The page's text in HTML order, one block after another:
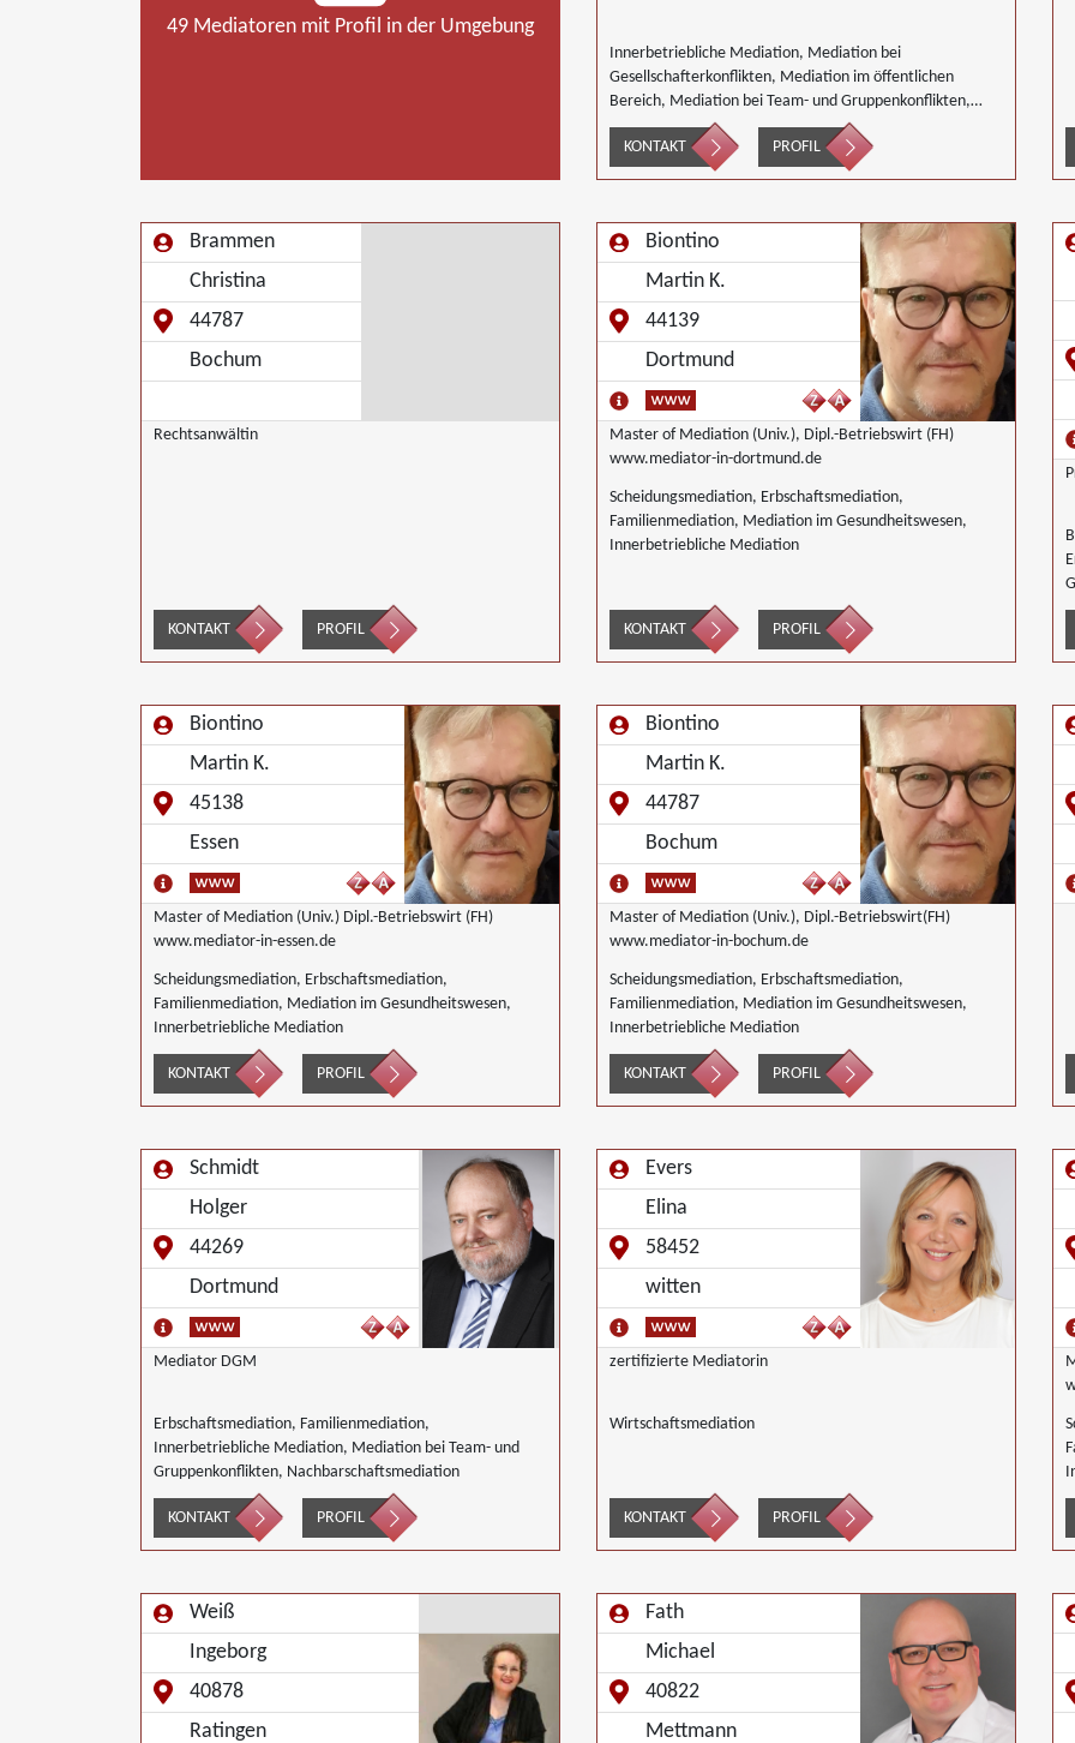
49 Mediatoren mit Profil in der Umgebung
Innerbetriebliche Mediation, Mediation bei
Gesellschafterkonflikten, Mediation im öffentlichen
Bereich, Mediation bei Team- und Gruppenkonflikten,
Mediation von Unternehmensnachfolgen
KONTAKT
PROFIL
Brammen
Christina
44787
Bochum
Rechtsanwältin
KONTAKT PROFIL
Biontino
Martin K.
44139
Dortmund
Master of Mediation (Univ.), Dipl.-Betriebswirt (FH)
www.mediator-in-dortmund.de
Scheidungsmediation, Erbschaftsmediation,
Familienmediation, Mediation im Gesundheitswesen,
Innerbetriebliche Mediation
KONTAKT PROFIL
Biontino
Martin K.
45138
Essen
Master of Mediation (Univ.) Dipl.-Betriebswirt (FH)
www.mediator-in-essen.de
Scheidungsmediation, Erbschaftsmediation,
Familienmediation, Mediation im Gesundheitswesen,
Innerbetriebliche Mediation
KONTAKT PROFIL
Biontino
Martin K.
44787
Bochum
Master of Mediation (Univ.), Dipl.-Betriebswirt(FH)
www.mediator-in-bochum.de
Scheidungsmediation, Erbschaftsmediation,
Familienmediation, Mediation im Gesundheitswesen,
Innerbetriebliche Mediation
KONTAKT PROFIL
Schmidt
Holger
44269
Dortmund
Mediator DGM
Erbschaftsmediation, Familienmediation,
Innerbetriebliche Mediation, Mediation bei Team- und
Gruppenkonflikten, Nachbarschaftsmediation
KONTAKT PROFIL
Evers
Elina
58452
witten
zertifizierte Mediatorin
Wirtschaftsmediation
KONTAKT PROFIL
Weiß
Ingeborg
40878
Ratingen
Fath
Michael
40822
Mettmann